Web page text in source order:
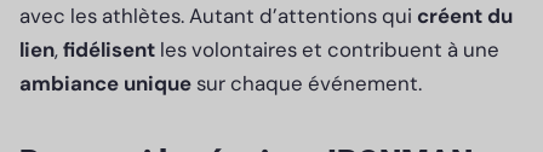
avec les athlètes. Autant d’attentions qui créent du
lien,fidélisent les volontaires et contribuent à une
ambiance unique sur chaque événement.